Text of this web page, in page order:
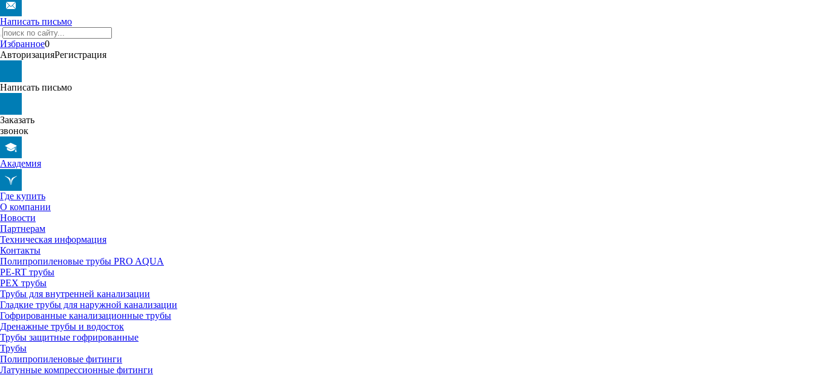
Написать письмо
Избранное0
АвторизацияРегистрация
Написать письмо
Заказать
звонок
Академия
Где купить
О компании
Новости
Партнерам
Техническая информация
Контакты
Полипропиленовые трубы PRO AQUA
PE-RT трубы
PEX трубы
Трубы для внутренней канализации
Гладкие трубы для наружной канализации
Гофрированные канализационные трубы
Дренажные трубы и водосток
Трубы защитные гофрированные
Трубы
Полипропиленовые фитинги
Латунные компрессионные фитинги